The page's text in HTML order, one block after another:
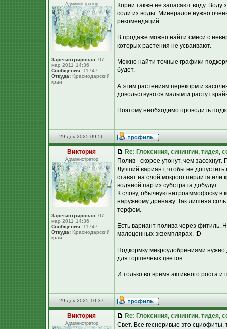
Администратор
Зарегистрирован: 07
мар 2011 14:36
Сообщения: 11747
Откуда: Краснодарский
край
Корни также не запасают воду.
соли из воды. Минералов нужно
рекомендаций.
В продаже можно найти смеси с
которых растения не усваивают.
Можно найти точные графики
будет.
А этим растениям перекорм и
довольствуются малым и растут
Поэтому необходимо проводить
29 дек 2025 09:56
Виктория
Администратор
Зарегистрирован: 07
мар 2011 14:36
Сообщения: 11747
Откуда: Краснодарский
край
Re: Глоксиния, синингии, тидея,
Полив - скорее утонут, чем
Лучший вариант, чтобы не
ставят на слой мокрого перлита или
водяной пар из субстрата добудут.
К слову, обычную нитроаммофоску в
наружному дренажу. Так лишняя
торфом.
Есть вариант полива через фитиль.
малоценных экземплярах. :D
Подкормку микроудобрениями нужно
для горшечных цветов.
И только во время активного роста и
29 дек 2025 10:37
Виктория
Администратор
Re: Глоксиния, синингии, тидея,
Свет. Все геснеривые это сциофиты,